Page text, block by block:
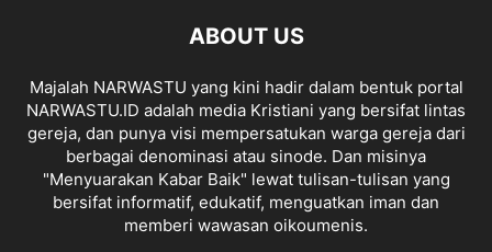
ABOUT US
Majalah NARWASTU yang kini hadir dalam bentuk portal
NARWASTU.ID adalah media Kristiani yang bersifat lintas
gereja, dan punya visi mempersatukan warga gereja dari
berbagai denominasi atau sinode. Dan misinya
"Menyuarakan Kabar Baik" lewat tulisan-tulisan yang
bersifat informatif, edukatif, menguatkan iman dan
memberi wawasan oikoumenis.